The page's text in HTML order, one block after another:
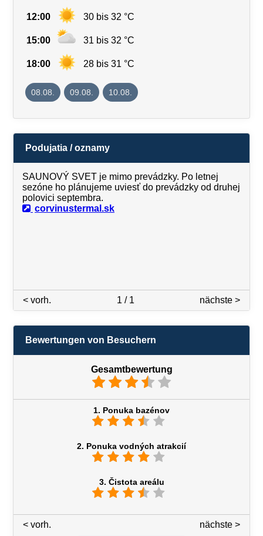
12:00 30 bis 32 °C
15:00 31 bis 32 °C
18:00 28 bis 31 °C
08.08. 09.08. 10.08.
Podujatia / oznamy
SAUNOVÝ SVET je mimo prevádzky. Po letnej
sezóne ho plánujeme uviesť do prevádzky od druhej
polovici septembra.
corvinustermal.sk
nächste >
< vorh. 1 / 1
Bewertungen von Besuchern
Gesamtbewertung
1. Ponuka bazénov
2. Ponuka vodných atrakcií
3. Čistota areálu
nächste >
< vorh.